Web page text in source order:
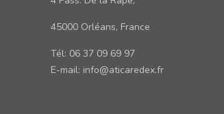
45000 Orléans, France
Tél: 06 37 09 69 97
E-mail: info@aticaredex.fr